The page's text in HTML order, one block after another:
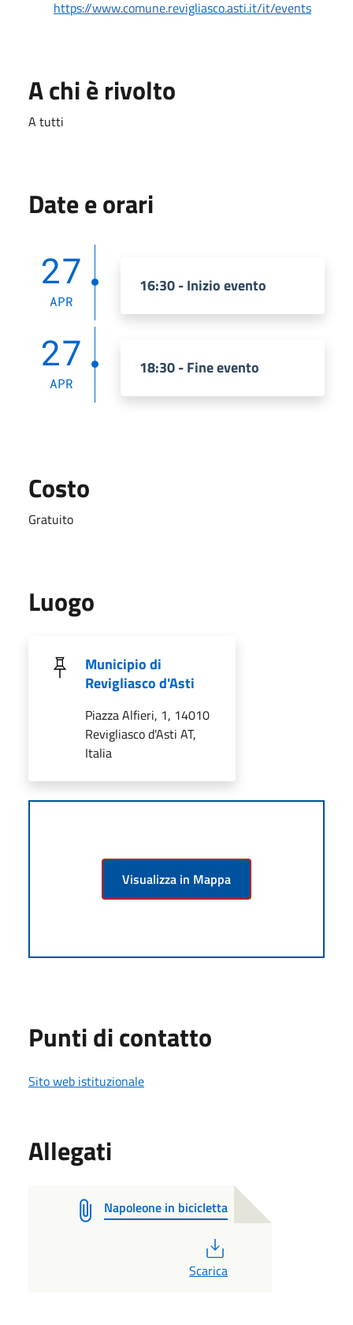
https://www.comune.revigliasco.asti.it/it/events
A chi è rivolto
A tutti
Date e orari
27
APR
16:30 - Inizio evento
27
APR
18:30 - Fine evento
Costo
Gratuito
Luogo
Municipio di
Revigliasco d'Asti
Piazza Alfieri, 1, 14010
Revigliasco d'Asti AT,
Italia
Visualizza in Mappa
Punti di contatto
Sito web istituzionale
Allegati
Napoleone in bicicletta
Scarica